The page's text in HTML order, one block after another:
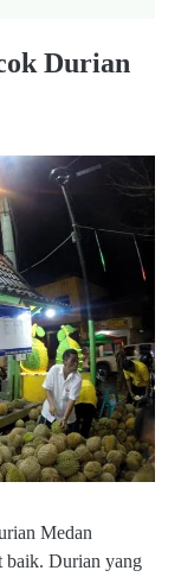
Durian
Medan
baik. Durian yang